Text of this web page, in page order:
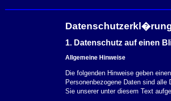
1. Datenschutz auf einen
Allgemeine Hinweise
Die folgenden Hinweise geben
Personenbezogene Daten sind
Sie unserer unter diesem Text